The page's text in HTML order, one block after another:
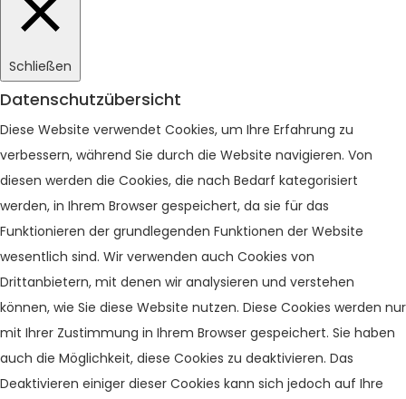
Schließen
Datenschutzübersicht
Diese Website verwendet Cookies, um Ihre Erfahrung zu
verbessern, während Sie durch die Website navigieren. Von
diesen werden die Cookies, die nach Bedarf kategorisiert
werden, in Ihrem Browser gespeichert, da sie für das
Funktionieren der grundlegenden Funktionen der Website
wesentlich sind. Wir verwenden auch Cookies von
Drittanbietern, mit denen wir analysieren und verstehen
können, wie Sie diese Website nutzen. Diese Cookies werden nur
mit Ihrer Zustimmung in Ihrem Browser gespeichert. Sie haben
auch die Möglichkeit, diese Cookies zu deaktivieren. Das
Deaktivieren einiger dieser Cookies kann sich jedoch auf Ihre